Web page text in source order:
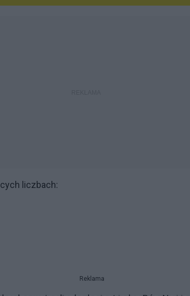
liczbach:
Reklama